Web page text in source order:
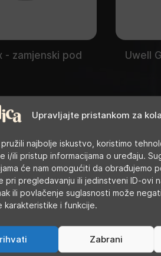
Upravljajte pristankom za
pružili najbolje iskustvo, koristimo
i/ili pristup informacijama o uređaju.
će nam omogućiti da obrađujemo
pri pregledavanju ili jedinstveni ID-ovi
ili povlačenje suglasnosti može
karakteristike i funkcije.
Zabrani
- zamjenski pod Uwell